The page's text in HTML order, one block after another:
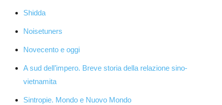
Shidda
Noisetuners
Novecento e oggi
A sud dell’impero. Breve storia della relazione sino-
vietnamita
Sintropie. Mondo e Nuovo Mondo